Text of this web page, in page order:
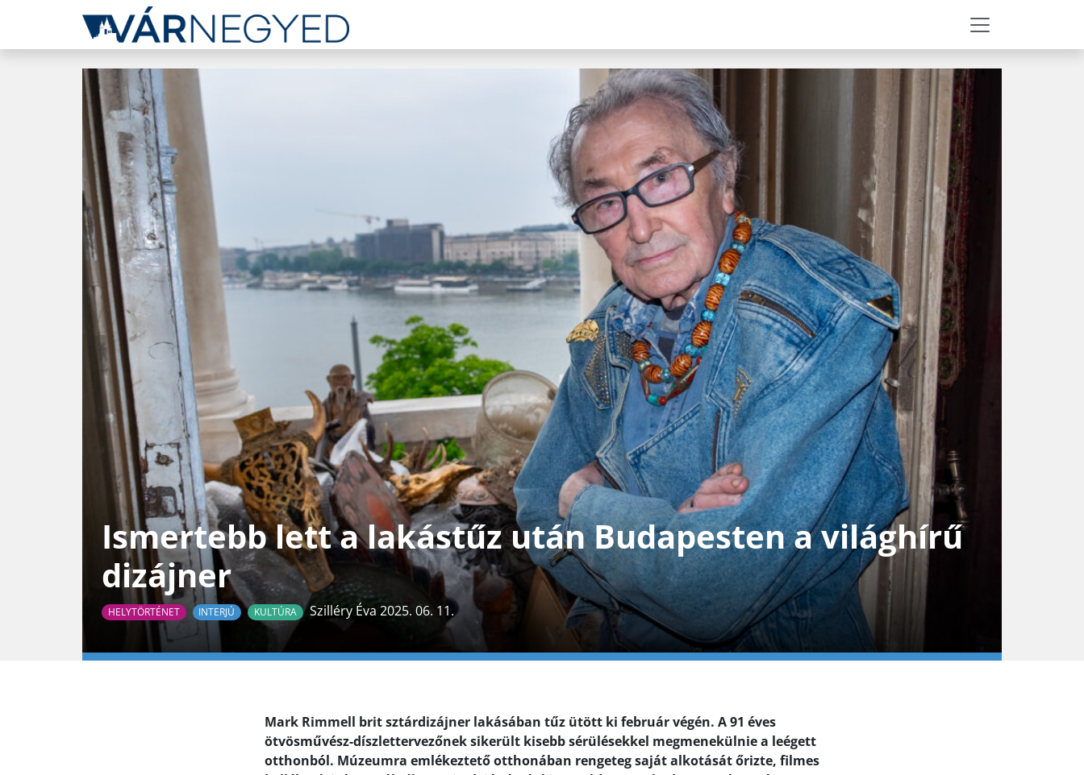
Ismertebb lett a lakástűz után Budapesten a világhírű
dizájner
HELYTÖRTÉNET INTERJÚ KULTÚRA Szilléry Éva 2025. 06. 11.
Mark Rimmell brit sztárdizájner lakásában tűz ütött ki február végén. A 91 éves
ötvösművész-díszlettervezőnek sikerült kisebb sérülésekkel megmenekülnie a leégett
otthonból. Múzeumra emlékeztető otthonában rengeteg saját alkotását őrizte, filmes